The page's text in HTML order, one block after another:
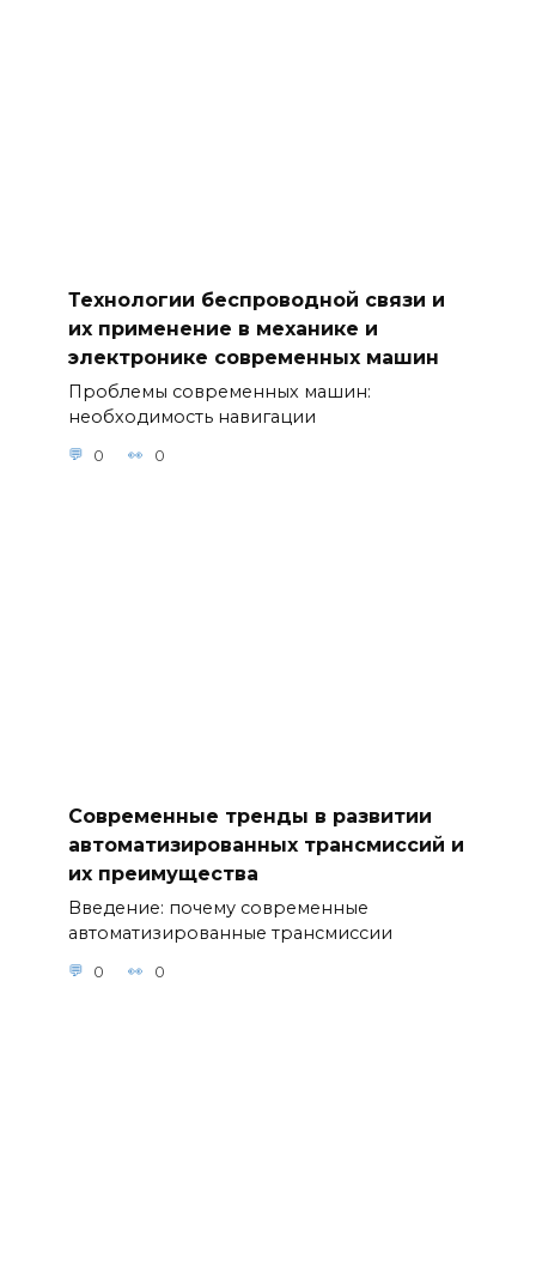
Технологии беспроводной связи и
их применение в механике и
электронике современных машин
Проблемы современных машин:
необходимость навигации
0 0
Современные тренды в развитии
автоматизированных трансмиссий и
их преимущества
Введение: почему современные
автоматизированные трансмиссии
0 0